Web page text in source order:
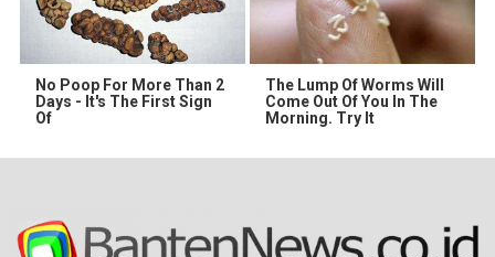
No Poop For More Than 2
Days - It's The First Sign
Of
The Lump Of Worms Will
Come Out Of You In The
Morning. Try It